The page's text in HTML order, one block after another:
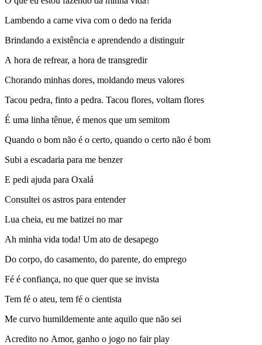
Lambendo a carne viva com o dedo na ferida
Brindando a existência e aprendendo a distinguir
A hora de refrear, a hora de transgredir
Chorando minhas dores, moldando meus valores
Tacou pedra, finto a pedra. Tacou flores, voltam flores
É uma linha tênue, é menos que um semitom
Quando o bom não é o certo, quando o certo não é bom
Subi a escadaria para me benzer
E pedi ajuda para Oxalá
Consultei os astros para entender
Lua cheia, eu me batizei no mar
Ah minha vida toda! Um ato de desapego
Do corpo, do casamento, do parente, do emprego
Fé é confiança, no que quer que se invista
Tem fé o ateu, tem fé o cientista
Me curvo humildemente ante aquilo que não sei
Acredito no Amor, ganho o jogo no fair play